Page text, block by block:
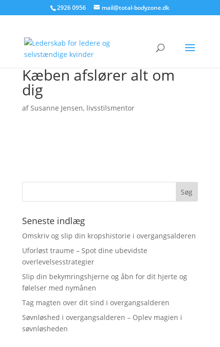
2926 0956 mail@total-bodyzone.dk
Kæben afslører alt om
dig
afSusanne Jensen, livsstilsmentor
Seneste indlæg
Omskriv og slip din kropshistorie i overgangsalderen
Uforløst traume – Spot dine ubevidste
overlevelsesstrategier
Slip din bekymringshjerne og åbn for dit hjerte og
følelser med nymånen
Tag magten over dit sind i overgangsalderen
Søvnløshed i overgangsalderen – Oplev magien i
søvnløsheden